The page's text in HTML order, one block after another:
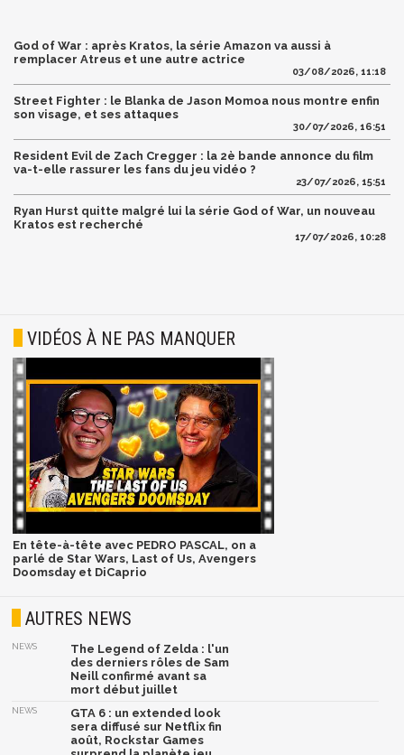
God of War : après Kratos, la série Amazon va aussi à
remplacer Atreus et une autre actrice
03/08/2026, 11:18
Street Fighter : le Blanka de Jason Momoa nous montre enfin
son visage, et ses attaques
30/07/2026, 16:51
Resident Evil de Zach Cregger : la 2è bande annonce du film
va-t-elle rassurer les fans du jeu vidéo ?
23/07/2026, 15:51
Ryan Hurst quitte malgré lui la série God of War, un nouveau
Kratos est recherché
17/07/2026, 10:28
VIDÉOS À NE PAS MANQUER
En tête-à-tête avec PEDRO PASCAL, on a
parlé de Star Wars, Last of Us, Avengers
Doomsday et DiCaprio
AUTRES NEWS
NEWS
The Legend of Zelda : l'un
des derniers rôles de Sam
Neill confirmé avant sa
mort début juillet
NEWS
GTA 6 : un extended look
sera diffusé sur Netflix fin
août, Rockstar Games